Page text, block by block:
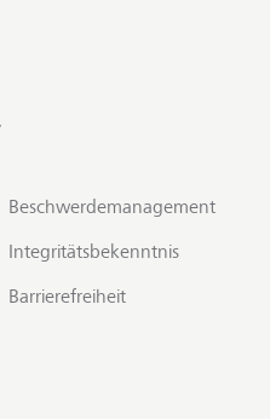
Beschwerdemanagement
Integritätsbekenntnis
Barrierefreiheit